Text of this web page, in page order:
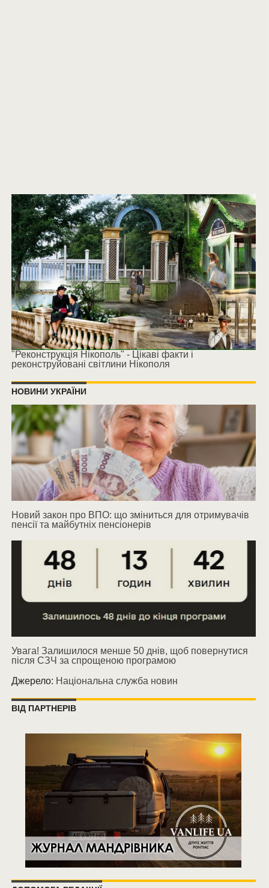
"Реконструкція Нікополь" - Цікаві факти і
реконструйовані світлини Нікополя
НОВИНИ УКРАЇНИ
Новий закон про ВПО: що зміниться для отримувачів
пенсії та майбутніх пенсіонерів
Увага! Залишилося менше 50 днів, щоб повернутися
після СЗЧ за спрощеною програмою
Джерело: Національна служба новин
ВІД ПАРТНЕРІВ